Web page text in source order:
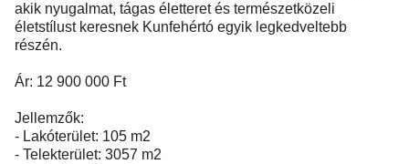
akik nyugalmat, tágas életteret és természetközeli
életstílust keresnek Kunfehértó egyik legkedveltebb
részén.
Ár: 12 900 000 Ft
Jellemzők:
- Lakóterület: 105 m2
- Telekterület: 3057 m2